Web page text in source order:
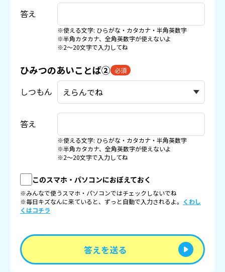
答え
※使える文字: ひらがな・カタカナ・半角英数字
※半角カタカナ、全角英数字が使えないよ
※2〜20文字で入力してね
ひみつのあいことば② 必須
しつもん
答え
※使える文字: ひらがな・カタカナ・半角英数字
※半角カタカナ、全角英数字が使えないよ
※2〜20文字で入力してね
このスマホ・パソコンにおぼえておく
※みんなで使うスマホ・パソコンではチェックしないでね
※毎日キズなんに来ていると、ずっと自動で入力されるよ。 くわし
くはコチラ
答えを送る